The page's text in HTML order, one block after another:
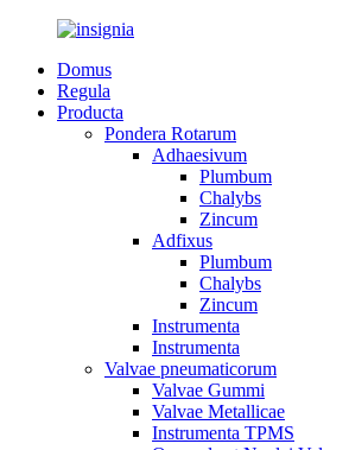
Domus
Regula
Producta
Pondera Rotarum
Adhaesivum
Plumbum
Chalybs
Zincum
Adfixus
Plumbum
Chalybs
Zincum
Instrumenta
Instrumenta
Valvae pneumaticorum
Valvae Gummi
Valvae Metallicae
Instrumenta TPMS